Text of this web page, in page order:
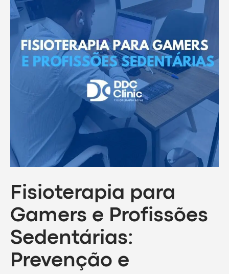
Fisioterapia para
Gamers e Profissões
Sedentárias:
Prevenção e